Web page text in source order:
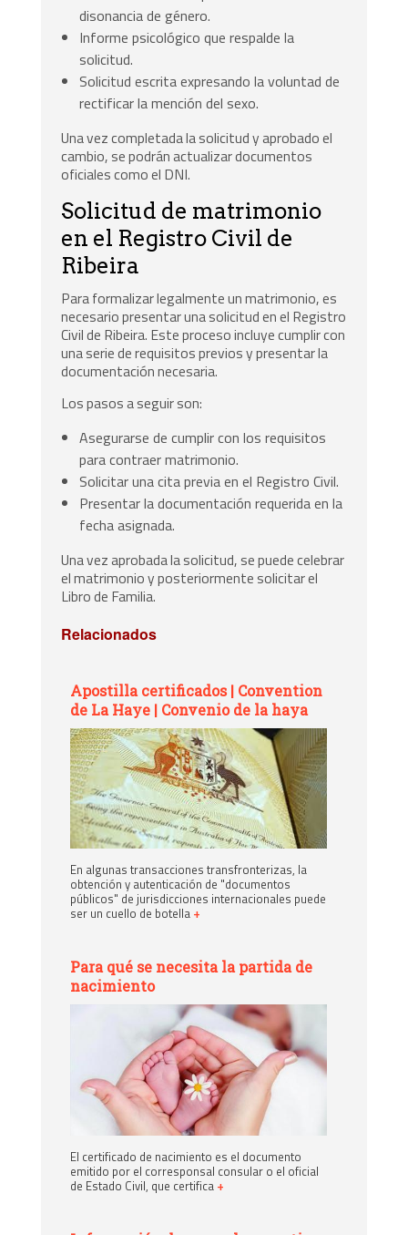
disonancia de género.
Informe psicológico que respalde la
solicitud.
Solicitud escrita expresando la voluntad de
rectificar la mención del sexo.
Una vez completada la solicitud y aprobado el
cambio, se podrán actualizar documentos
oficiales como el DNI.
Solicitud de matrimonio
en el Registro Civil de
Ribeira
Para formalizar legalmente un matrimonio, es
necesario presentar una solicitud en el Registro
Civil de Ribeira. Este proceso incluye cumplir con
una serie de requisitos previos y presentar la
documentación necesaria.
Los pasos a seguir son:
Asegurarse de cumplir con los requisitos
para contraer matrimonio.
Solicitar una cita previa en el Registro Civil.
Presentar la documentación requerida en la
fecha asignada.
Una vez aprobada la solicitud, se puede celebrar
el matrimonio y posteriormente solicitar el
Libro de Familia.
Relacionados
Apostilla certificados | Convention
de La Haye | Convenio de la haya
En algunas transacciones transfronterizas, la
obtención y autenticación de "documentos
públicos" de jurisdicciones internacionales puede
ser un cuello de botella +
Para qué se necesita la partida de
nacimiento
El certificado de nacimiento es el documento
emitido por el corresponsal consular o el oficial
de Estado Civil, que certifica +